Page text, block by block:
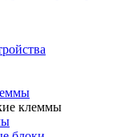
клеммы